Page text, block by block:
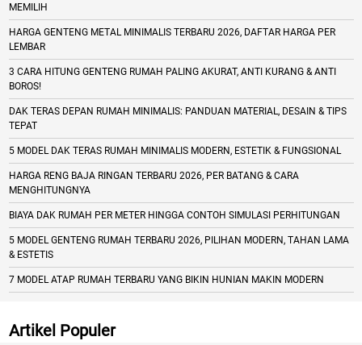
MEMILIH
HARGA GENTENG METAL MINIMALIS TERBARU 2026, DAFTAR HARGA PER
LEMBAR
3 CARA HITUNG GENTENG RUMAH PALING AKURAT, ANTI KURANG & ANTI
BOROS!
DAK TERAS DEPAN RUMAH MINIMALIS: PANDUAN MATERIAL, DESAIN & TIPS
TEPAT
5 MODEL DAK TERAS RUMAH MINIMALIS MODERN, ESTETIK & FUNGSIONAL
HARGA RENG BAJA RINGAN TERBARU 2026, PER BATANG & CARA
MENGHITUNGNYA
BIAYA DAK RUMAH PER METER HINGGA CONTOH SIMULASI PERHITUNGAN
5 MODEL GENTENG RUMAH TERBARU 2026, PILIHAN MODERN, TAHAN LAMA
& ESTETIS
7 MODEL ATAP RUMAH TERBARU YANG BIKIN HUNIAN MAKIN MODERN
Artikel Populer